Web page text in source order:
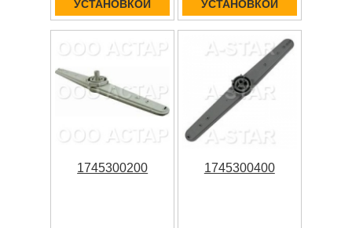
УСТАНОВКОЙ УСТАНОВКОЙ
1745300200 1745300400